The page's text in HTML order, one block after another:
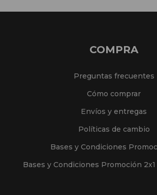
COMPRA
Preguntas frecuentes
Cómo comprar
Envíos y entregas
Políticas de cambio
Bases y Condiciones
Bases y Condiciones Promoción